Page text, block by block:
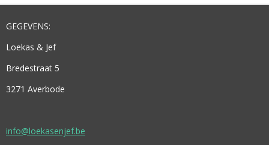
GEGEVENS:
Loekas & Jef
Bredestraat 5
3271 Averbode
info@loekasenjef.be